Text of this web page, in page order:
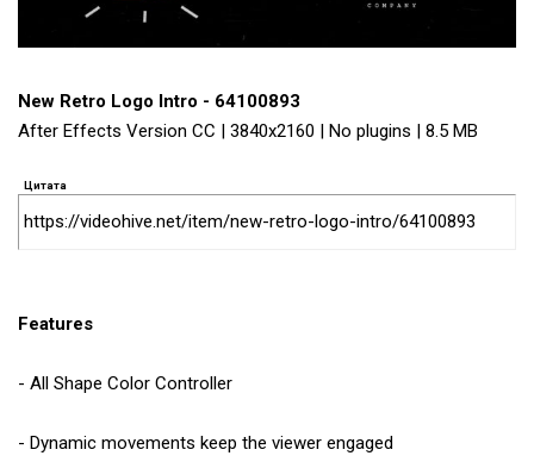
New Retro Logo Intro - 64100893
After Effects Version CC | 3840x2160 | No plugins | 8.5 MB
Цитата
https://videohive.net/item/new-retro-logo-intro/64100893
Features
- All Shape Color Controller
- Dynamic movements keep the viewer engaged